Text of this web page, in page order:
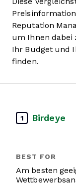
Reputation
um Ihnen dabei
Ihr Budget und
finden.
1 Birdeye
Am besten